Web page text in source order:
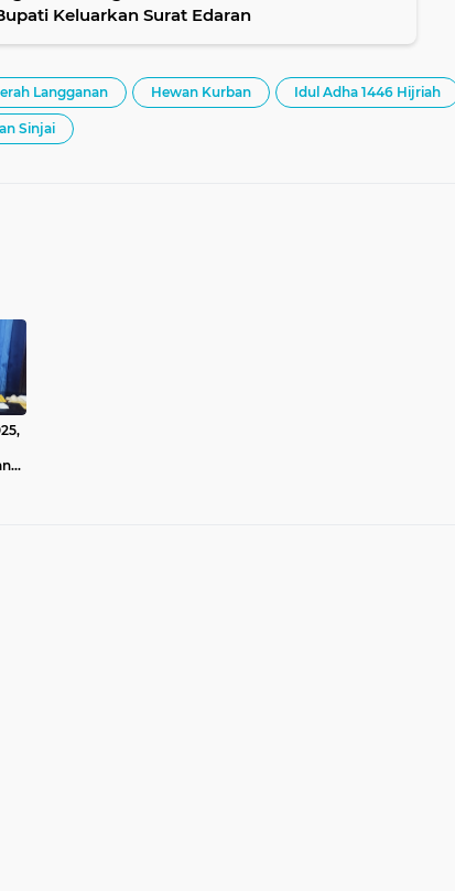
Keluarkan Surat Edaran
Langganan Hewan Kurban Idul Adha 1446 Hijriah
Sinjai